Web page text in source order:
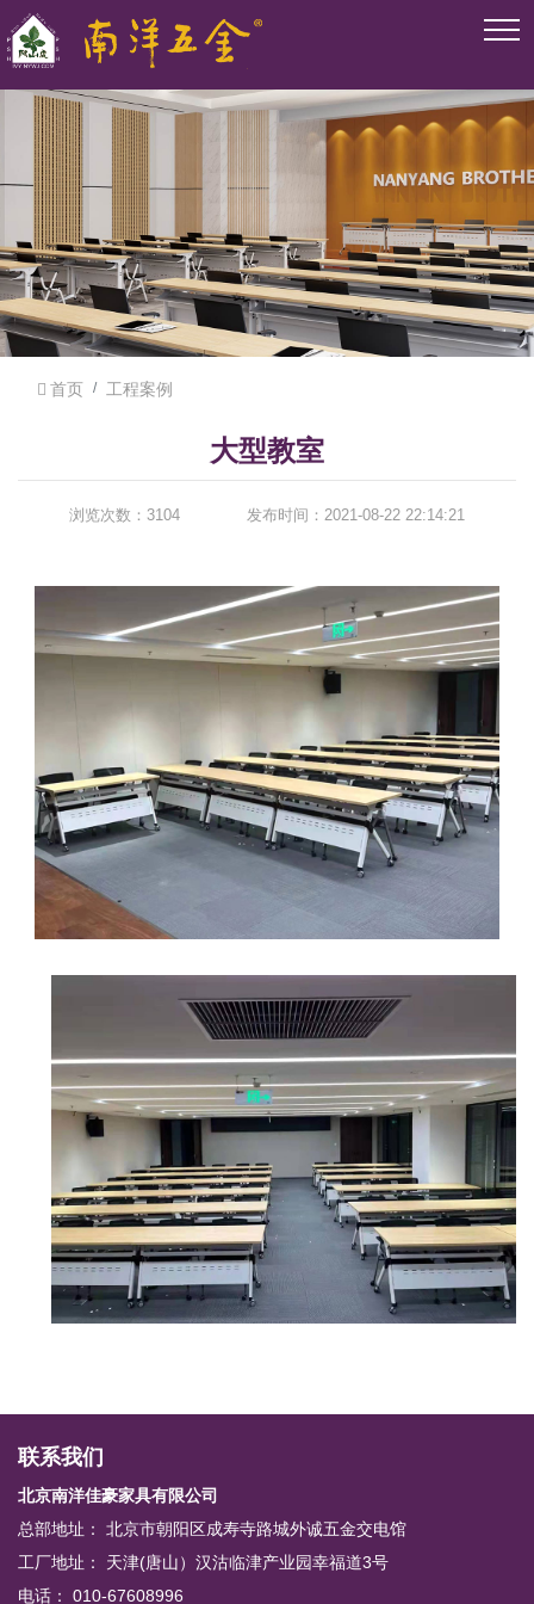
首页 工程案例
大型教室
浏览次数：3104 发布时间：2021-08-22 22:14:21
联系我们
北京南洋佳豪家具有限公司
总部地址： 北京市朝阳区成寿寺路城外诚五金交电馆
工厂地址： 天津(唐山）汉沽临津产业园幸福道3号
电话： 010-67608996